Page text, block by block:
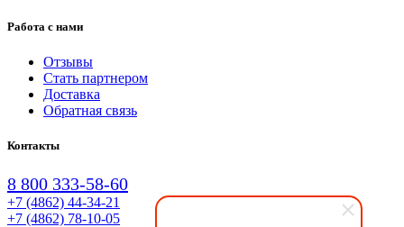
Работа с нами
Отзывы
Стать партнером
Доставка
Обратная связь
Контакты
8 800 333-58-60
+7 (4862) 44-34-21
+7 (4862) 78-10-05